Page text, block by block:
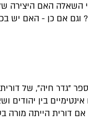
השאלה האם היצירה
וגם אם כן - האם יש
"גדר חיה", של
בין יהודים
דורית הייתה